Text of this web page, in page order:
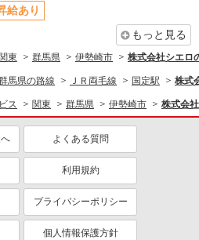
ミドル（40代～）活躍中
社会保険あり
給あり
もっと見る
関東 群馬県 伊勢崎市 株式会社シエロ
馬県の路線 ＪＲ両毛線 国定駅 株式
ス 関東 群馬県 伊勢崎市 株式会
よくある質問
利用規約
プライバシーポリシー
個人情報保護方針